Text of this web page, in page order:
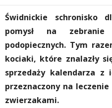
Świdnickie schronisko
pomysł na
podopiecznych. Tym
kociaki, które znalazły
sprzedaży kalendarza z
przeznaczony na
zwierzakami.